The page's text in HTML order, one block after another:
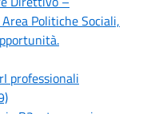
Politiche Sociali,
professionali